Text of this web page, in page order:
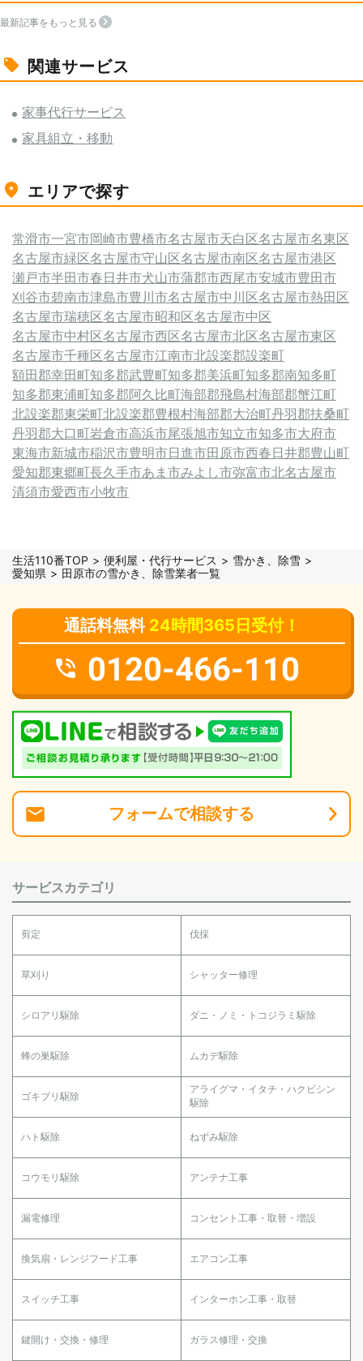
最新記事をもっと見る
関連サービス
家事代行サービス
家具組立・移動
エリアで探す
常滑市一宮市岡崎市豊橋市名古屋市天白区名古屋市名東区
名古屋市緑区名古屋市守山区名古屋市南区名古屋市港区
瀬戸市半田市春日井市犬山市蒲郡市西尾市安城市豊田市
刈谷市碧南市津島市豊川市名古屋市中川区名古屋市熱田区
名古屋市瑞穂区名古屋市昭和区名古屋市中区
名古屋市中村区名古屋市西区名古屋市北区名古屋市東区
名古屋市千種区名古屋市江南市北設楽郡設楽町
額田郡幸田町知多郡武豊町知多郡美浜町知多郡南知多町
知多郡東浦町知多郡阿久比町海部郡飛島村海部郡蟹江町
北設楽郡東栄町北設楽郡豊根村海部郡大治町丹羽郡扶桑町
丹羽郡大口町岩倉市高浜市尾張旭市知立市知多市大府市
東海市新城市稲沢市豊明市日進市田原市西春日井郡豊山町
愛知郡東郷町長久手市あま市みよし市弥富市北名古屋市
清須市愛西市小牧市
生活110番TOP 便利屋・代行サービス
雪かき、除雪
愛知県
田原市の雪かき、除雪業者一覧
通話料無料 24時間365日受付！
0120-466-110
フォームで相談する
サービスカテゴリ
剪定 伐採
草刈り シャッター修理
シロアリ駆除 ダニ・ノミ・トコジラミ駆除
蜂の巣駆除 ムカデ駆除
ゴキブリ駆除
アライグマ・イタチ・ハクビシン
駆除
ハト駆除 ねずみ駆除
コウモリ駆除 アンテナ工事
漏電修理 コンセント工事・取替・増設
換気扇・レンジフード工事 エアコン工事
スイッチ工事 インターホン工事・取替
鍵開け・交換・修理 ガラス修理・交換